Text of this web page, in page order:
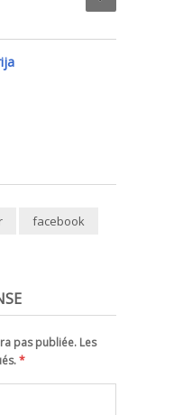
facebook
pas publiée. Les
*